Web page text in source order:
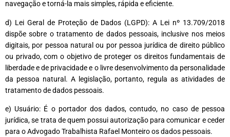
navegação e torná-la mais simples, rápida e eficiente.
d) Lei Geral de Proteção de Dados (LGPD): A Lei nº 13.709/2018
dispõe sobre o tratamento de dados pessoais, inclusive nos meios
digitais, por pessoa natural ou por pessoa jurídica de direito público
ou privado, com o objetivo de proteger os direitos fundamentais de
liberdade e de privacidade e o livre desenvolvimento da personalidade
da pessoa natural. A legislação, portanto, regula as atividades de
tratamento de dados pessoais.
e) Usuário: É o portador dos dados, contudo, no caso de pessoa
jurídica, se trata de quem possui autorização para comunicar e ceder
para o Advogado Trabalhista Rafael Monteiro os dados pessoais.